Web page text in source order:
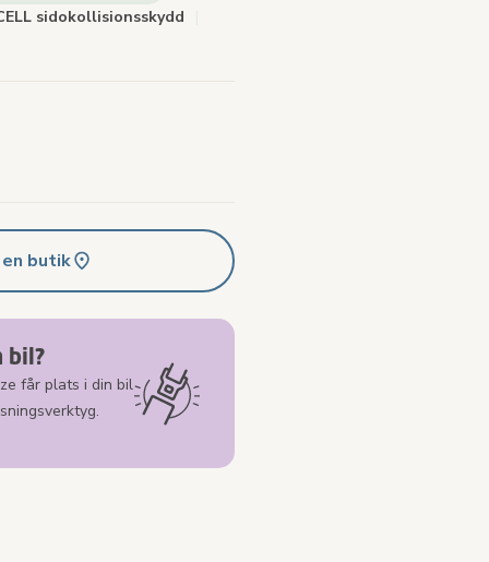
sidokollisionsskydd
butik
bil?
får plats i din bil